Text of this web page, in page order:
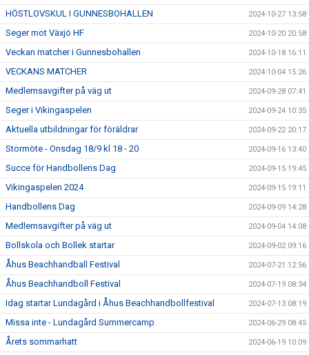
HÖSTLOVSKUL I GUNNESBOHALLEN 2024-10-27 13:58
Seger mot Växjö HF 2024-10-20 20:58
Veckan matcher i Gunnesbohallen 2024-10-18 16:11
VECKANS MATCHER 2024-10-04 15:26
Medlemsavgifter på väg ut 2024-09-28 07:41
Seger i Vikingaspelen 2024-09-24 10:35
Aktuella utbildningar för föräldrar 2024-09-22 20:17
Stormöte - Onsdag 18/9 kl 18 - 20 2024-09-16 13:40
Succe för Handbollens Dag 2024-09-15 19:45
Vikingaspelen 2024 2024-09-15 19:11
Handbollens Dag 2024-09-09 14:28
Medlemsavgifter på väg ut 2024-09-04 14:08
Bollskola och Bollek startar 2024-09-02 09:16
Åhus Beachhandball Festival 2024-07-21 12:56
Åhus Beachhandboll Festival 2024-07-19 08:34
Idag startar Lundagård i Åhus Beachhandbollfestival 2024-07-13 08:19
Missa inte - Lundagård Summercamp 2024-06-29 08:45
Årets sommarhatt 2024-06-19 10:09